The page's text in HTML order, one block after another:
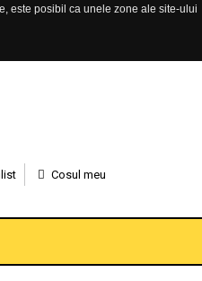
este posibil ca unele zone ale site-ului
Cosul meu